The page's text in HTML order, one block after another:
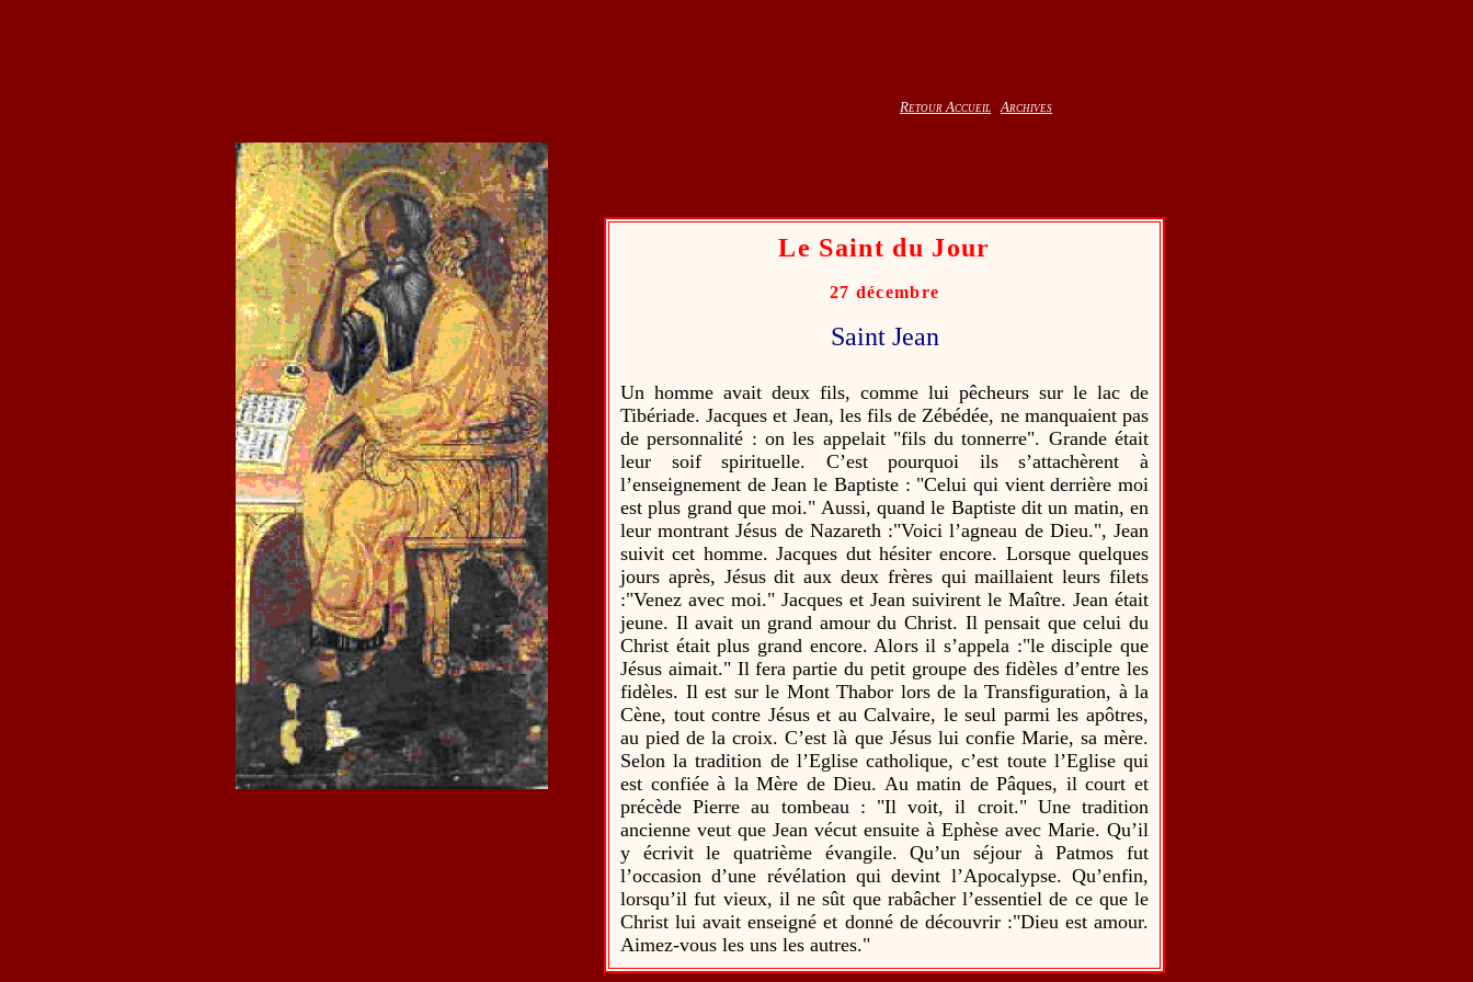
Retour Accueil Archives
Le Saint du Jour
27 décembre
Saint Jean
Un homme avait deux fils, comme lui pêcheurs sur le lac de
Tibériade. Jacques et Jean, les fils de Zébédée, ne manquaient pas
de personnalité : on les appelait "fils du tonnerre". Grande était
leur soif spirituelle. C’est pourquoi ils s’attachèrent à
l’enseignement de Jean le Baptiste : "Celui qui vient derrière moi
est plus grand que moi." Aussi, quand le Baptiste dit un matin, en
leur montrant Jésus de Nazareth :"Voici l’agneau de Dieu.", Jean
suivit cet homme. Jacques dut hésiter encore. Lorsque quelques
jours après, Jésus dit aux deux frères qui maillaient leurs filets
:"Venez avec moi." Jacques et Jean suivirent le Maître. Jean était
jeune. Il avait un grand amour du Christ. Il pensait que celui du
Christ était plus grand encore. Alors il s’appela :"le disciple que
Jésus aimait." Il fera partie du petit groupe des fidèles d’entre les
fidèles. Il est sur le Mont Thabor lors de la Transfiguration, à la
Cène, tout contre Jésus et au Calvaire, le seul parmi les apôtres,
au pied de la croix. C’est là que Jésus lui confie Marie, sa mère.
Selon la tradition de l’Eglise catholique, c’est toute l’Eglise qui
est confiée à la Mère de Dieu. Au matin de Pâques, il court et
précède Pierre au tombeau : "Il voit, il croit." Une tradition
ancienne veut que Jean vécut ensuite à Ephèse avec Marie. Qu’il
y écrivit le quatrième évangile. Qu’un séjour à Patmos fut
l’occasion d’une révélation qui devint l’Apocalypse. Qu’enfin,
lorsqu’il fut vieux, il ne sût que rabâcher l’essentiel de ce que le
Christ lui avait enseigné et donné de découvrir :"Dieu est amour.
Aimez-vous les uns les autres."